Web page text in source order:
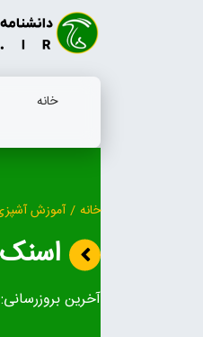
خانه
خانه / آموزش
آخرین بروزرسانی: